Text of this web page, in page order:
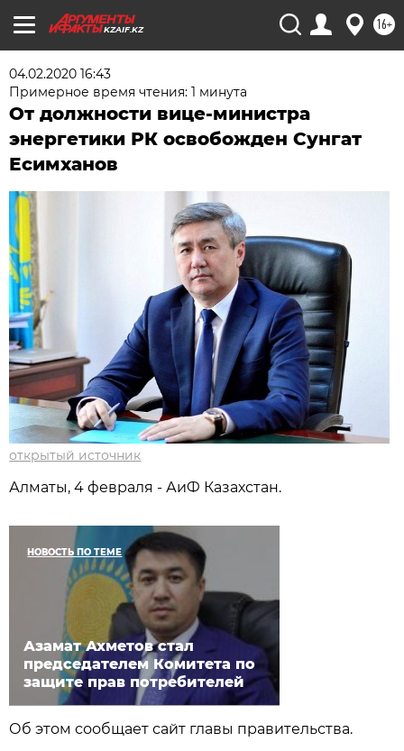
KZAIF.KZ 16+
04.02.2020 16:43
Примерное время чтения: 1 минута
От должности вице-министра
энергетики РК освобожден Сунгат
Есимханов
открытый источник
Алматы, 4 февраля - АиФ Казахстан.
НОВОСТЬ ПО ТЕМЕ
Азамат Ахметов стал
председателем Комитета по
защите прав потребителей
Об этом сообщает сайт главы правительства.